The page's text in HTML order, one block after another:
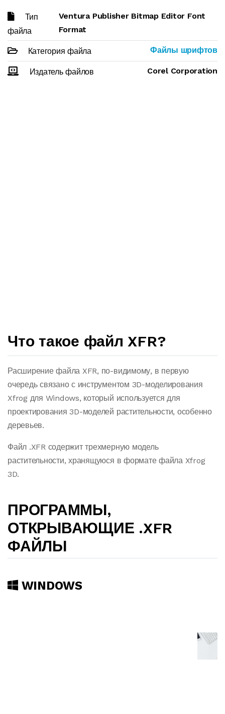
Тип
файла
Ventura Publisher Bitmap Editor Font
Format
Категория файла Файлы шрифтов
Издатель файлов Corel Corporation
Что такое файл XFR?
Расширение файла XFR, по-видимому, в первую
очередь связано с инструментом 3D-моделирования
Xfrog для Windows, который используется для
проектирования 3D-моделей растительности, особенно
деревьев.
Файл .XFR содержит трехмерную модель
растительности, хранящуюся в формате файла Xfrog
3D.
ПРОГРАММЫ,
ОТКРЫВАЮЩИЕ .XFR
ФАЙЛЫ
WINDOWS